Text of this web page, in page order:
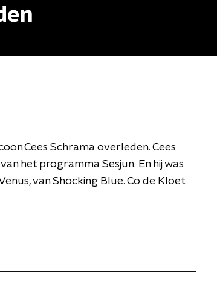
Cees Schrama overleden. Cees
het programma Sesjun. En hij was
van Shocking Blue. Co de Kloet